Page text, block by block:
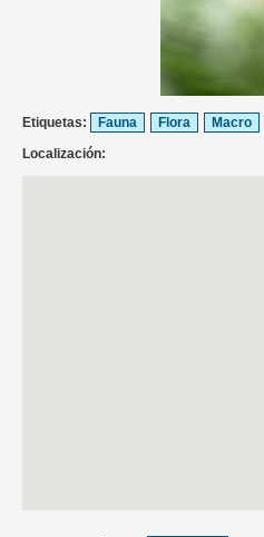
Etiquetas: Fauna Flora
Macro
Localización: